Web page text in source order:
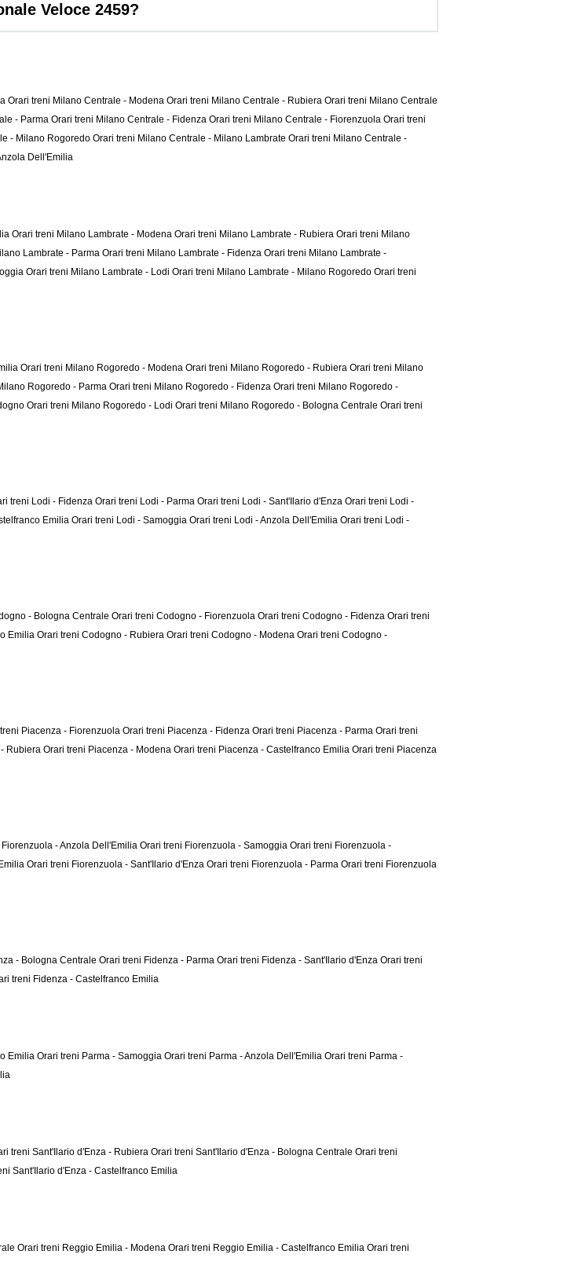
Veloce 2459?
Orari treni Milano Centrale - Modena Orari treni Milano Centrale - Rubiera Orari treni Milano Centrale
- Parma Orari treni Milano Centrale - Fidenza Orari treni Milano Centrale - Fiorenzuola Orari treni
- Milano Rogoredo Orari treni Milano Centrale - Milano Lambrate Orari treni Milano Centrale -
Dell'Emilia
Orari treni Milano Lambrate - Modena Orari treni Milano Lambrate - Rubiera Orari treni Milano
Lambrate - Parma Orari treni Milano Lambrate - Fidenza Orari treni Milano Lambrate -
Orari treni Milano Lambrate - Lodi Orari treni Milano Lambrate - Milano Rogoredo Orari treni
Orari treni Milano Rogoredo - Modena Orari treni Milano Rogoredo - Rubiera Orari treni Milano
Rogoredo - Parma Orari treni Milano Rogoredo - Fidenza Orari treni Milano Rogoredo -
Orari treni Milano Rogoredo - Lodi Orari treni Milano Rogoredo - Bologna Centrale Orari treni
treni Lodi - Fidenza Orari treni Lodi - Parma Orari treni Lodi - Sant'Ilario d'Enza Orari treni Lodi -
Emilia Orari treni Lodi - Samoggia Orari treni Lodi - Anzola Dell'Emilia Orari treni Lodi -
- Bologna Centrale Orari treni Codogno - Fiorenzuola Orari treni Codogno - Fidenza Orari treni
Emilia Orari treni Codogno - Rubiera Orari treni Codogno - Modena Orari treni Codogno -
Piacenza - Fiorenzuola Orari treni Piacenza - Fidenza Orari treni Piacenza - Parma Orari treni
Rubiera Orari treni Piacenza - Modena Orari treni Piacenza - Castelfranco Emilia Orari treni Piacenza
- Anzola Dell'Emilia Orari treni Fiorenzuola - Samoggia Orari treni Fiorenzuola -
Orari treni Fiorenzuola - Sant'Ilario d'Enza Orari treni Fiorenzuola - Parma Orari treni Fiorenzuola
- Bologna Centrale Orari treni Fidenza - Parma Orari treni Fidenza - Sant'Ilario d'Enza Orari treni
treni Fidenza - Castelfranco Emilia
Emilia Orari treni Parma - Samoggia Orari treni Parma - Anzola Dell'Emilia Orari treni Parma -
treni Sant'Ilario d'Enza - Rubiera Orari treni Sant'Ilario d'Enza - Bologna Centrale Orari treni
Sant'Ilario d'Enza - Castelfranco Emilia
Orari treni Reggio Emilia - Modena Orari treni Reggio Emilia - Castelfranco Emilia Orari treni